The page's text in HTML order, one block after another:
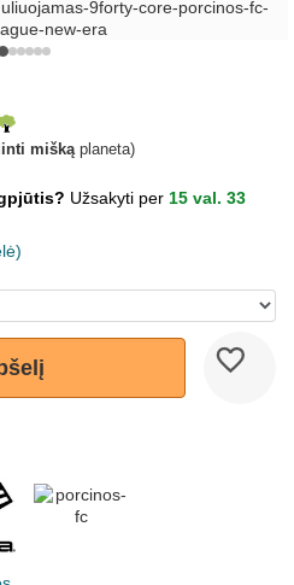
miškąplaneta)
Užsakyti per 15 val. 33